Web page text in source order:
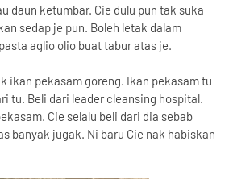
daun ketumbar. Cie dulu pun tak suka
sedap je pun. Boleh letak dalam
aglio olio buat tabur atas je.
ikan pekasam goreng. Ikan pekasam tu
tu. Beli dari leader cleansing hospital.
Cie selalu beli dari dia sebab
banyak jugak. Ni baru Cie nak habiskan